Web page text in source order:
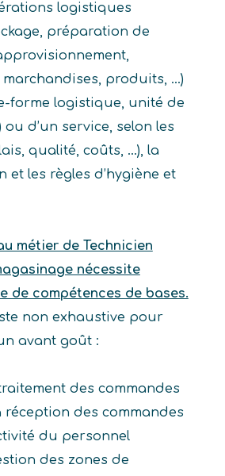
logistiques
préparation de
produits, …)
forme logistique, unité de
d’un service, selon les
qualité, coûts, …), la
et les règles d’hygiène et
métier de Technicien
nécessite
de compétences de bases.
non exhaustive pour
avant goût :
des commandes
réception des commandes
du personnel
des zones de